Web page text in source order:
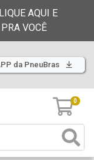
AQUI E
VOCÊ
da PneuBras
0